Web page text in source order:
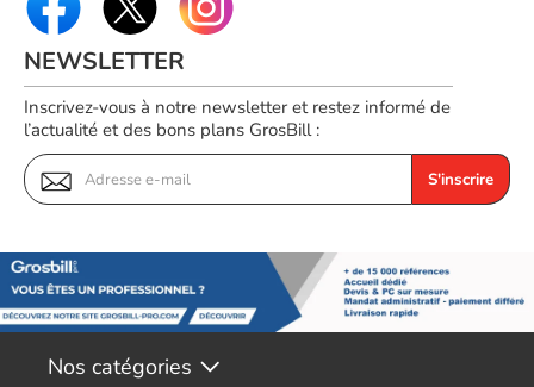
Référence produit
04904346
Référence constructeur
M280CS2241-500-RB
Voir les disque ssd PNY
NEWSLETTER
Inscrivez-vous à notre newsletter et restez informé de
l’actualité et des bons plans GrosBill :
S'inscrire
Nos catégories